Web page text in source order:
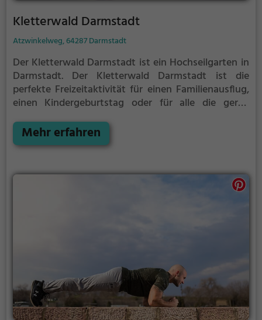
Kletterwald Darmstadt
Atzwinkelweg, 64287 Darmstadt
Der Kletterwald Darmstadt ist ein Hochseilgarten in
Darmstadt. Der Kletterwald Darmstadt ist die
perfekte Freizeitaktivität für einen Familienausflug,
einen Kindergeburtstag oder für alle die gerne
dem Erdboden erwartet dich eine Welt voller
Abenteuer und Erlebnis. Der Kletterwald Darmstadt
Anfängern jede Menge Platz für Sport und Spaß.
Mehr erfahren